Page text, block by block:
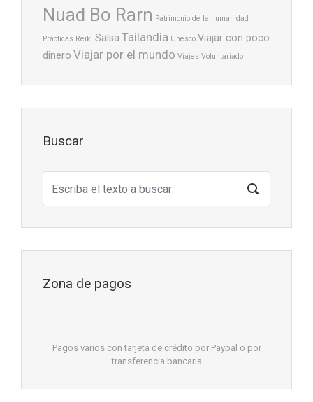
Nuad Bo Rarn Patrimonio de la humanidad
Prácticas Reiki Salsa Tailandia Unesco Viajar con poco
dinero Viajar por el mundo Viajes Voluntariado
Buscar
Zona de pagos
Pagos varios con tarjeta de crédito por Paypal o por
transferencia bancaria